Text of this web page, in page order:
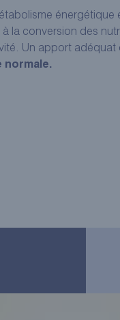
énergétique
à la conversion des
Un apport adéquat
normale.